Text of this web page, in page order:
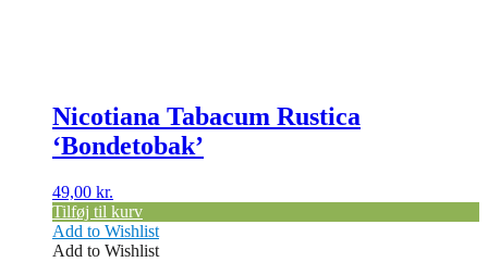
Nicotiana Tabacum Rustica
‘Bondetobak’
49,00 kr.
Tilføj til kurv
Add to Wishlist
Add to Wishlist